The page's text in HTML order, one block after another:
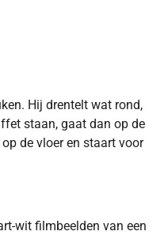
Hij drentelt wat rond,
staan, gaat dan op de
de vloer en staart voor
wit filmbeelden van een